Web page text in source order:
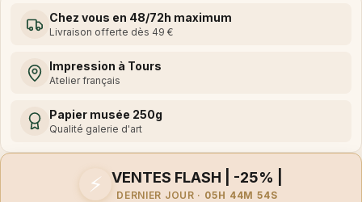
Chez vous en 48/72h maximum
Livraison offerte dès 49 €
Impression à Tours
Atelier français
Papier musée 250g
Qualité galerie d'art
⚡ VENTES FLASH | -25% |
DERNIER JOUR · 05H 44M 54S